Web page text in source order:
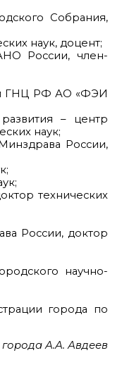
Собрания,
наук, доцент;
России, член-
ГНЦ РФ АО «ФЭИ
– центр
наук;
России,
технических
России, доктор
научно-
города по
А.А. Авдеев